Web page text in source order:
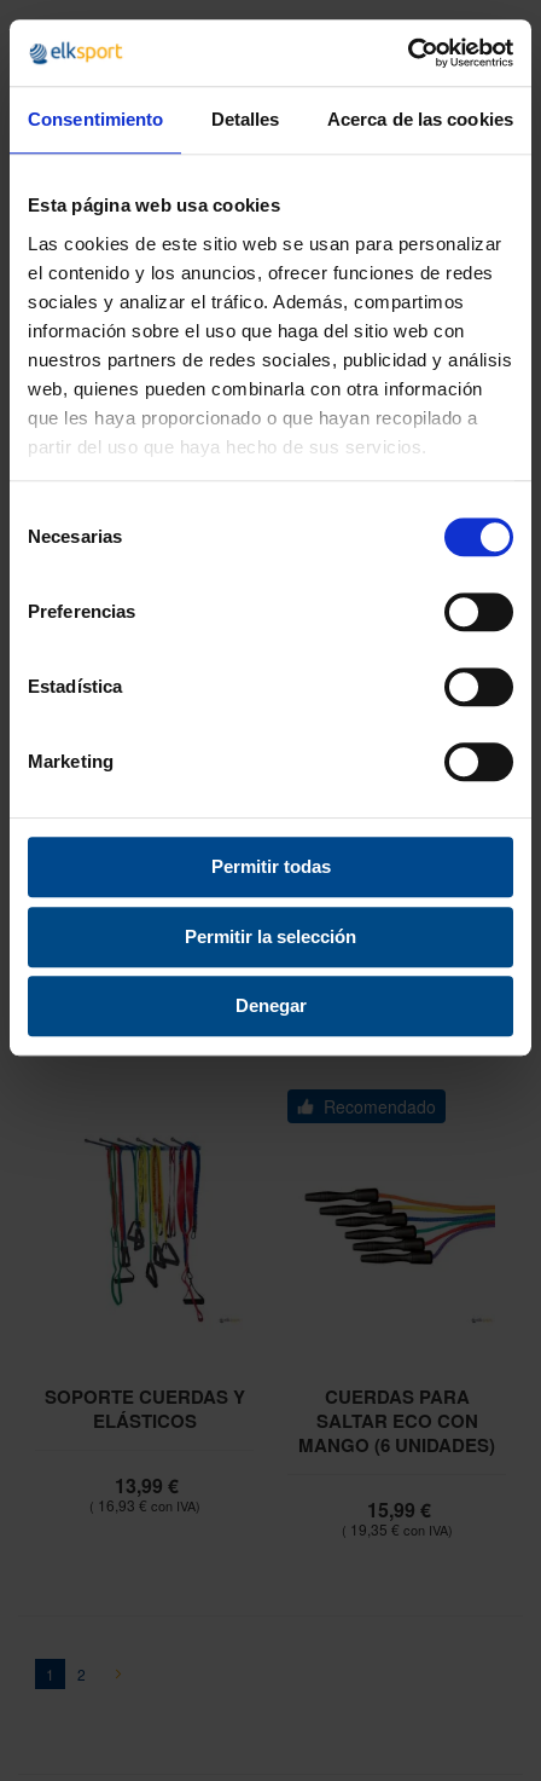
Consentimiento Detalles Acerca de las cookies
Esta página web usa cookies
Las cookies de este sitio web se usan para personalizar
el contenido y los anuncios, ofrecer funciones de redes
sociales y analizar el tráfico. Además, compartimos
información sobre el uso que haga del sitio web con
nuestros partners de redes sociales, publicidad y análisis
web, quienes pueden combinarla con otra información
que les haya proporcionado o que hayan recopilado a
partir del uso que haya hecho de sus servicios.
Necesarias
Preferencias
Estadística
Marketing
Permitir todas
Permitir la selección
Denegar
Recomendado
CUERDAS PARA
SALTAR ECO (6
UNIDADES)
SALTADOR CIRCULAR
desde 6,49 €
7,85 €
CUERDAS SALTAR
MULTI SEGMENTOS (6
UNIDADES)
SACOS POLIVALENTES
(6 UNIDADES)
desde 49,99 €
SOPORTE CUERDAS Y
ELÁSTICOS
13,99 €
16,93 €
Recomendado
CUERDAS PARA
SALTAR ECO CON
MANGO (6 UNIDADES)
15,99 €
19,35 €
Página
You're currently reading page
1 Página
2